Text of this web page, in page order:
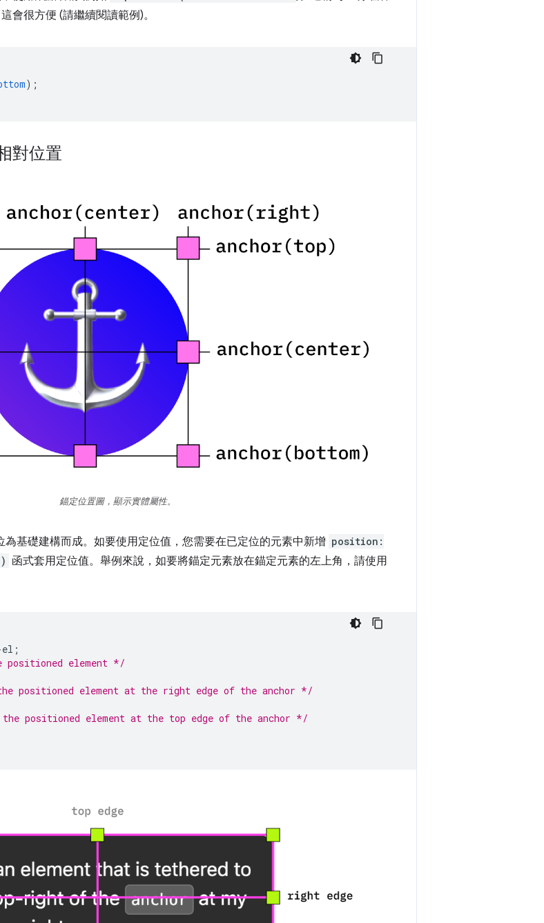
會很方便 (請繼續閱讀範例)。
);
對位置
錨定位置圖，顯示實體屬性。
為基礎建構而成。如要使用定位值，您需要在已定位的元素中新增 position:
函式套用定位值。舉例來說，如要將錨定元素放在錨定元素的左上角，請使用
el ;
element */
positioned element at the right edge of the anchor */
positioned element at the top edge of the anchor */